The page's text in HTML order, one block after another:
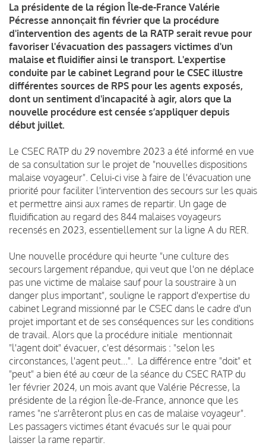
La présidente de la région Île-de-France Valérie
Pécresse annonçait fin février que la procédure
d'intervention des agents de la RATP serait revue pour
favoriser l'évacuation des passagers victimes d'un
malaise et fluidifier ainsi le transport. L'expertise
conduite par le cabinet Legrand pour le CSEC illustre
différentes sources de RPS pour les agents exposés,
dont un sentiment d'incapacité à agir, alors que la
nouvelle procédure est censée s’appliquer depuis
début juillet.
Le CSEC RATP du 29 novembre 2023 a été informé en vue
de sa consultation sur le projet de "nouvelles dispositions
malaise voyageur". Celui-ci vise à faire de l'évacuation une
priorité pour faciliter l'intervention des secours sur les quais
et permettre ainsi aux rames de repartir. Un gage de
fluidification au regard des 844 malaises voyageurs
recensés en 2023, essentiellement sur la ligne A du RER.
Une nouvelle procédure qui heurte "une culture des
secours largement répandue, qui veut que l'on ne déplace
pas une victime de malaise sauf pour la soustraire à un
danger plus important", souligne le rapport d'expertise du
cabinet Legrand missionné par le CSEC dans le cadre d'un
projet important et de ses conséquences sur les conditions
de travail. Alors que la procédure initiale mentionnait
"l'agent doit" évacuer, c'est désormais : "selon les
circonstances, l'agent peut...". La différence entre "doit" et
"peut" a bien été au cœur de la séance du CSEC RATP du
1er février 2024, un mois avant que Valérie Pécresse, la
présidente de la région Île-de-France, annonce que les
rames "ne s'arrêteront plus en cas de malaise voyageur".
Les passagers victimes étant évacués sur le quai pour
laisser la rame repartir.